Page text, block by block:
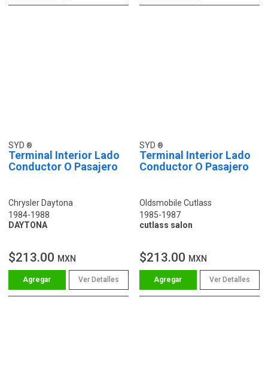
SYD
Terminal Interior Lado
Conductor O Pasajero
Chrysler Daytona
1984-1988
DAYTONA
$213.00 MXN
Ver Detalles
SYD
Terminal Interior Lado
Conductor O Pasajero
Oldsmobile Cutlass
1985-1987
cutlass salon
$213.00 MXN
Ver Detalles